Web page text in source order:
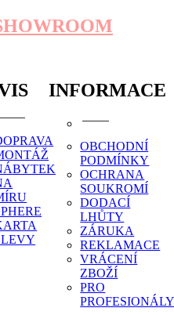
INFORMACE
OBCHODNÍ
PODMÍNKY
OCHRANA
SOUKROMÍ
DODACÍ
LHŮTY
ZÁRUKA
REKLAMACE
VRÁCENÍ
ZBOŽÍ
PRO